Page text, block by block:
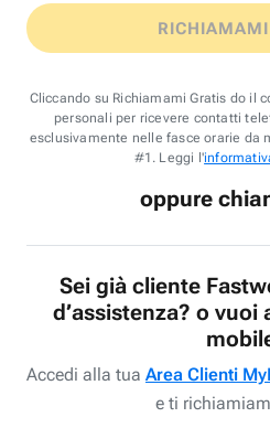
RICHIAMAMI
Cliccando su Richiamami Gratis do il
personali per ricevere contatti
esclusivamente nelle fasce orarie da
#1. Leggi l'
oppure
Sei già cliente
d’assistenza? o vuoi
Accedi alla tua Area Clienti
e ti